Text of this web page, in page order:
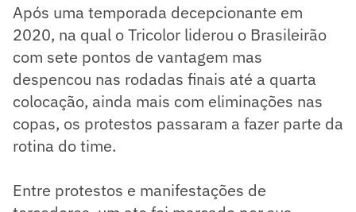
Após uma temporada decepcionante em
2020, na qual o Tricolor liderou o Brasileirão
com sete pontos de vantagem mas
despencou nas rodadas finais até a quarta
colocação, ainda mais com eliminações nas
copas, os protestos passaram a fazer parte da
rotina do time.
Entre protestos e manifestações de